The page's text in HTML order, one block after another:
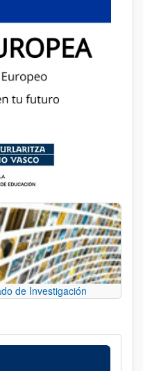
de Investigación